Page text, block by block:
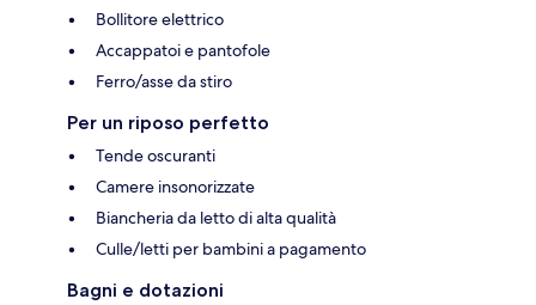
Bollitore elettrico
Accappatoi e pantofole
Ferro/asse da stiro
Per un riposo perfetto
Tende oscuranti
Camere insonorizzate
Biancheria da letto di alta qualità
Culle/letti per bambini a pagamento
Bagni e dotazioni